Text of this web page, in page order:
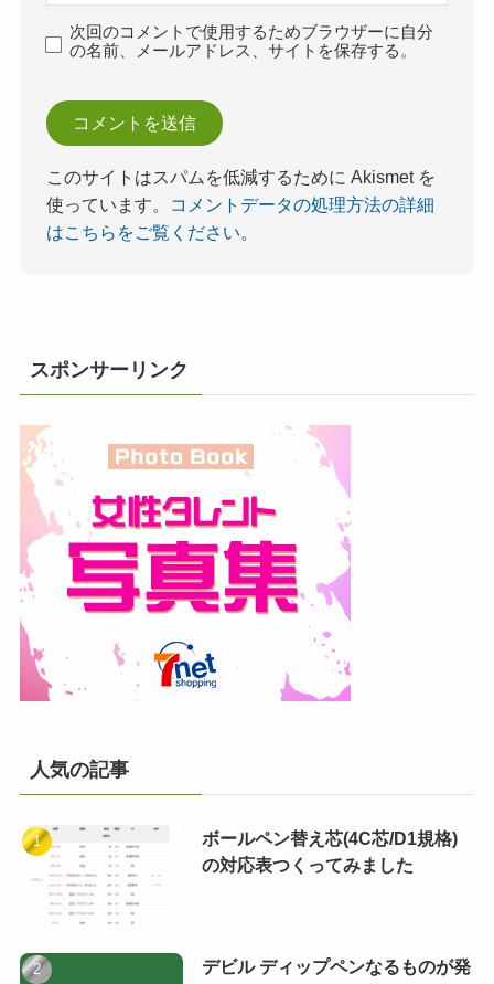
次回のコメントで使用するためブラウザーに自分
の名前、メールアドレス、サイトを保存する。
このサイトはスパムを低減するために Akismet を
使っています。
コメントデータの処理方法の詳細
はこちらをご覧ください。
スポンサーリンク
人気の記事
ボールペン替え芯(4C芯/D1規格)
の対応表つくってみました
デビル ディップペンなるものが発